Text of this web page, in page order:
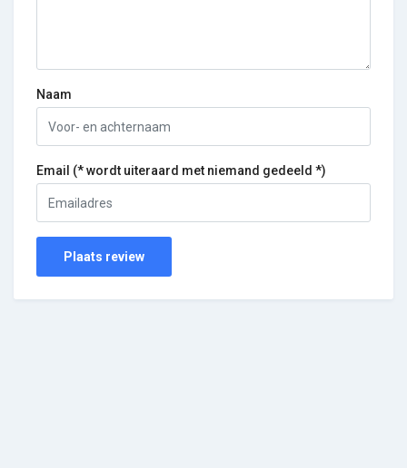
Naam
Email (* wordt uiteraard met niemand gedeeld *)
Plaats review